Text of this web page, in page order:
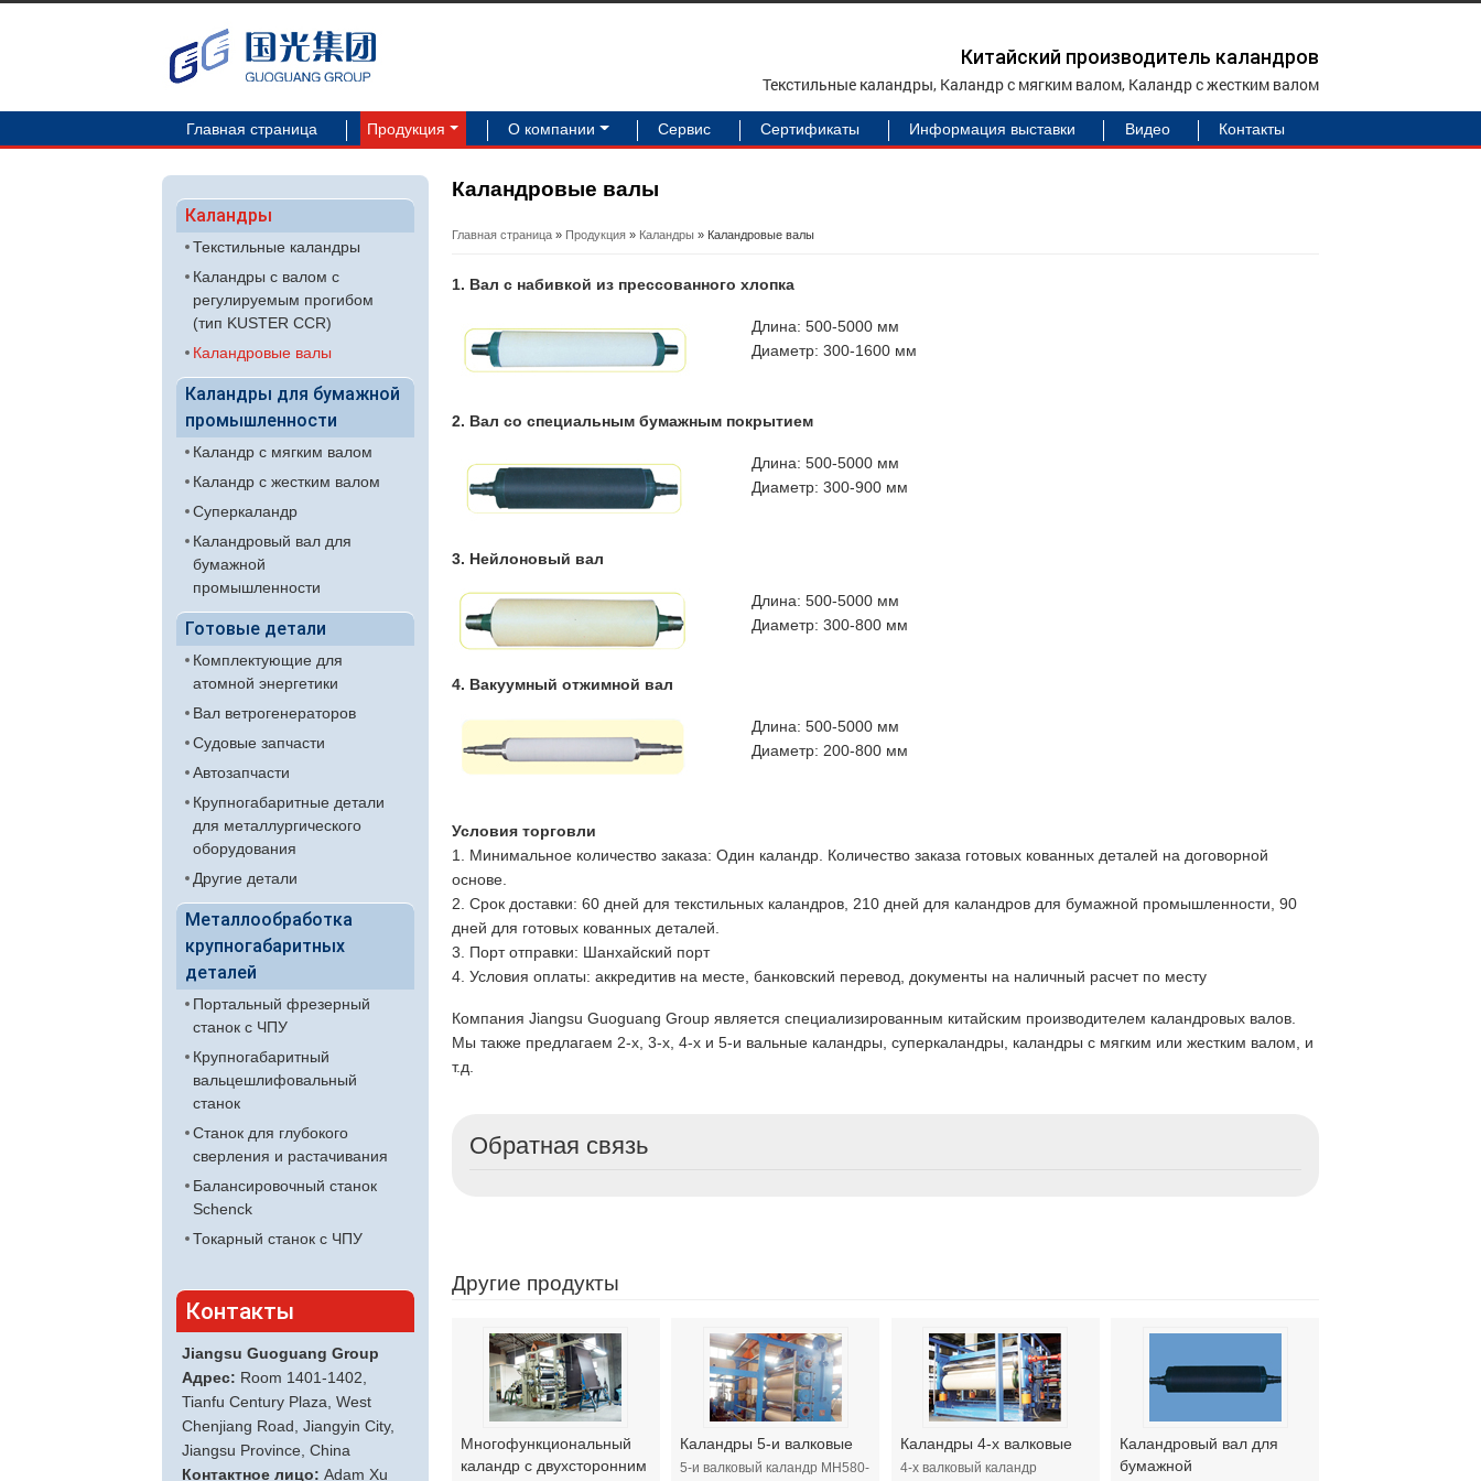
Китайский производитель каландров
Текстильные каландры, Каландр с мягким валом, Каландр с жестким валом
Главная страница Продукция О компании Сервис Сертификаты Информация выставки Видео Контакты
Каландровые валы
Главная страница» Продукция» Каландры » Каландровые валы
1. Вал с набивкой из прессованного хлопка
Длина: 500-5000 мм
Диаметр: 300-1600 мм
2. Вал со специальным бумажным покрытием
Длина: 500-5000 мм
Диаметр: 300-900 мм
3. Нейлоновый вал
Длина: 500-5000 мм
Диаметр: 300-800 мм
4. Вакуумный отжимной вал
Длина: 500-5000 мм
Диаметр: 200-800 мм
Условия торговли
1. Минимальное количество заказа: Один каландр. Количество заказа готовых кованных деталей на договорной
основе.
2. Срок доставки: 60 дней для текстильных каландров, 210 дней для каландров для бумажной промышленности, 90
дней для готовых кованных деталей.
3. Порт отправки: Шанхайский порт
4. Условия оплаты: аккредитив на месте, банковский перевод, документы на наличный расчет по месту
Компания Jiangsu Guoguang Group является специализированным китайским производителем каландровых валов.
Мы также предлагаем 2-х, 3-х, 4-х и 5-и вальные каландры, суперкаландры, каландры с мягким или жестким валом, и
т.д.
Обратная связь
Другие продукты
Многофункциональный
каландр с двухсторонним
Каландры 5-и валковые
5-и валковый каландр MH580-
Каландры 4-х валковые
4-х валковый каландр
Каландровый вал для
бумажной
Каландры
Текстильные каландры
Каландры с валом с
регулируемым прогибом
(тип KUSTER CCR)
Каландровые валы
Каландры для бумажной
промышленности
Каландр с мягким валом
Каландр с жестким валом
Суперкаландр
Каландровый вал для
бумажной
промышленности
Готовые детали
Комплектующие для
атомной энергетики
Вал ветрогенераторов
Судовые запчасти
Автозапчасти
Крупногабаритные детали
для металлургического
оборудования
Другие детали
Металлообработка
крупногабаритных
деталей
Портальный фрезерный
станок с ЧПУ
Крупногабаритный
вальцешлифовальный
станок
Станок для глубокого
сверления и растачивания
Балансировочный станок
Schenck
Токарный станок с ЧПУ
Контакты
Jiangsu Guoguang Group
Адрес: Room 1401-1402,
Tianfu Century Plaza, West
Chenjiang Road, Jiangyin City,
Jiangsu Province, China
Контактное лицо: Adam Xu